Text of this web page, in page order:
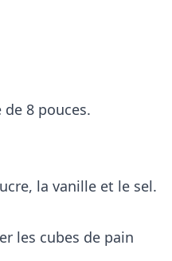
8 pouces.
la vanille et le sel.
les cubes de pain